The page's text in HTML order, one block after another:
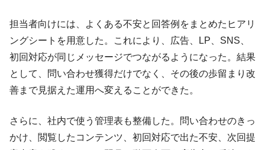
担当者向けには、よくある不安と回答例をまとめたヒアリ
ングシートを用意した。これにより、広告、LP、SNS、
初回対応が同じメッセージでつながるようになった。結果
として、問い合わせ獲得だけでなく、その後の歩留まり改
善まで見据えた運用へ変えることができた。
さらに、社内で使う管理表も整備した。問い合わせのきっ
かけ、閲覧したコンテンツ、初回対応で出た不安、次回提